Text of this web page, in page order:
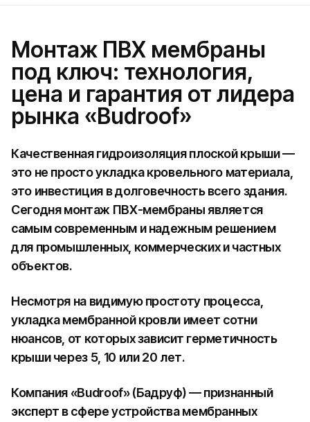
Монтаж ПВХ мембраны
под ключ: технология,
цена и гарантия от лидера
рынка «Budroof»
Качественная гидроизоляция плоской крыши —
это не просто укладка кровельного материала,
это инвестиция в долговечность всего здания.
Сегодня монтаж ПВХ-мембраны является
самым современным и надежным решением
для промышленных, коммерческих и частных
объектов.
Несмотря на видимую простоту процесса,
укладка мембранной кровли имеет сотни
нюансов, от которых зависит герметичность
крыши через 5, 10 или 20 лет.
Компания «Budroof» (Бадруф) — признанный
эксперт в сфере устройства мембранных